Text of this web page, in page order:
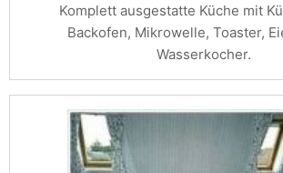
Komplett ausgestatte Küche mit
Backofen, Mikrowelle, Toaster,
Wasserkocher.